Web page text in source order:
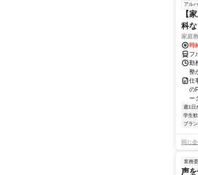
アル
【
科
家庭
時
フ
勤
整
仕
の
ー
週1日
学生
ブラ
同じ
業務
声